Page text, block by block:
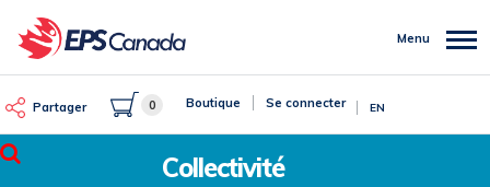
au
contenu
Partager 0 Boutique Se connecter EN
Rechercher
Menu
Collectivité